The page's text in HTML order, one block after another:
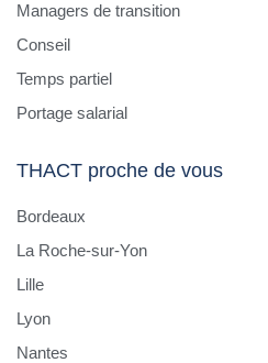
Managers de transition
Conseil
Temps partiel
Portage salarial
THACT proche de vous
Bordeaux
La Roche-sur-Yon
Lille
Lyon
Nantes